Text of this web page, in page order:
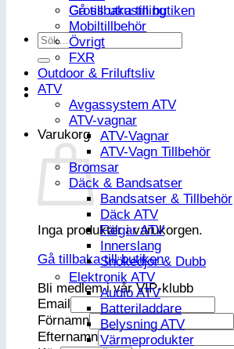
Gå tillbaka till butiken
Sök
efter:
Varukorg
Inga produkter i varukorgen.
Gå tillbaka till butiken
Bli medlem i vår VIP-klubb
Email
Förnamn
Efternamn
Cross utrustning
Mobiltillbehör
Övrigt
FXR
Outdoor & Friluftsliv
ATV
Avgassystem ATV
ATV-vagnar
ATV-Vagnar
ATV-Vagn Tillbehör
Bromsar
Däck & Bandsatser
Bandsatser & Tillbehör
Däck ATV
Fälgar ATV
Innerslang
Snökedjor & Dubb
Elektronik ATV
Audio ATV
Batteriladdare
Belysning ATV
Värmeprodukter